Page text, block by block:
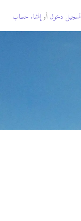
تسجيل دخول أوإنشاء حساب